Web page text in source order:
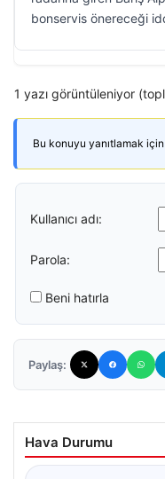
bonservis önereceği
1 yazı görüntüleniyor
Bu konuyu yanıtlamak için
Kullanıcı adı:
Parola:
Beni hatırla
Paylaş:
Hava Durumu